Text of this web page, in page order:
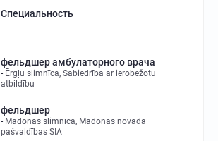
Специальность
фельдшер амбулаторного врача
Ērgļu slimnīca, Sabiedrība ar ierobežotu
atbildību
фельдшер
Madonas slimnīca, Madonas novada
pašvaldības SIA